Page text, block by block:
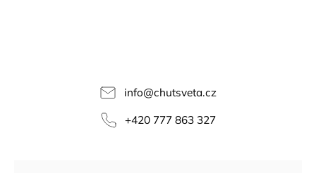
info@chutsveta.cz
+420 777 863 327